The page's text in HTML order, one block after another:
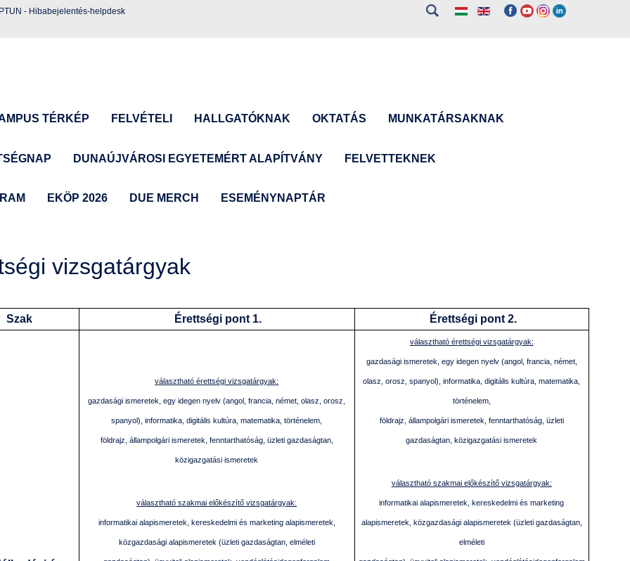
- Hibabejelentés-helpdesk
TÉRKÉP FELVÉTELI HALLGATÓKNAK OKTATÁS MUNKATÁRSAKNAK
DUNAÚJVÁROSI EGYETEMÉRT ALAPÍTVÁNY FELVETTEKNEK
EKÖP 2026 DUE MERCH ESEMÉNYNAPTÁR
vizsgatárgyak
Szak Érettségi pont 1. Érettségi pont 2.
választható érettségi vizsgatárgyak:
gazdasági ismeretek, egy idegen nyelv (angol, francia, német, olasz, orosz,
spanyol), informatika, digitális kultúra, matematika, történelem,
földrajz, állampolgári ismeretek, fenntarthatóság, üzleti gazdaságtan,
közigazgatási ismeretek
választható szakmai előkészítő vizsgatárgyak:
informatikai alapismeretek, kereskedelmi és marketing alapismeretek,
közgazdasági alapismeretek (üzleti gazdaságtan, elméleti
választható érettségi vizsgatárgyak:
gazdasági ismeretek, egy idegen nyelv (angol, francia, német,
olasz, orosz, spanyol), informatika, digitális kultúra, matematika,
történelem,
földrajz, állampolgári ismeretek, fenntarthatóság, üzleti
gazdaságtan, közigazgatási ismeretek
választható szakmai előkészítő vizsgatárgyak:
informatikai alapismeretek, kereskedelmi és marketing
alapismeretek, közgazdasági alapismeretek (üzleti gazdaságtan,
elméleti